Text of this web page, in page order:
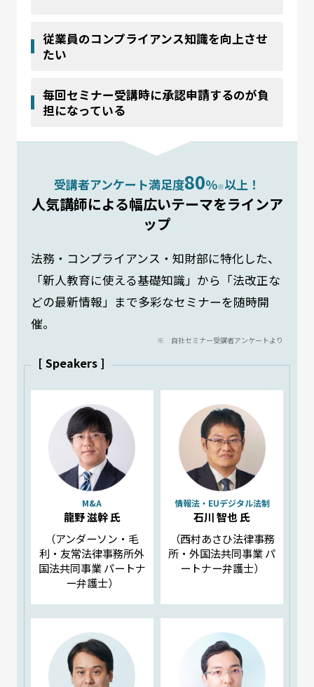
従業員のコンプライアンス知識を向上させ
たい
毎回セミナー受講時に承認申請するのが負
担になっている
受講者アンケート満足度80％※以上！
人気講師による幅広いテーマをラインア
ップ
法務・コンプライアンス・知財部に特化した、
「新人教育に使える基礎知識」から「法改正な
どの最新情報」まで多彩なセミナーを随時開
催。
※ 自社セミナー受講者アンケートより
[ Speakers ]
M&A
龍野 滋幹 氏
（アンダーソン・毛
利・友常法律事務所外
国法共同事業 パートナ
ー弁護士）
情報法・EUデジタル法制
石川 智也 氏
（西村あさひ法律事務
所・外国法共同事業 パ
ートナー弁護士）